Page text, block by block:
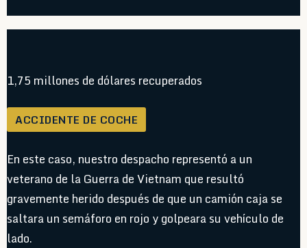
1,75 millones de dólares recuperados
ACCIDENTE DE COCHE
En este caso, nuestro despacho representó a un
veterano de la Guerra de Vietnam que resultó
gravemente herido después de que un camión caja se
saltara un semáforo en rojo y golpeara su vehículo de
lado.